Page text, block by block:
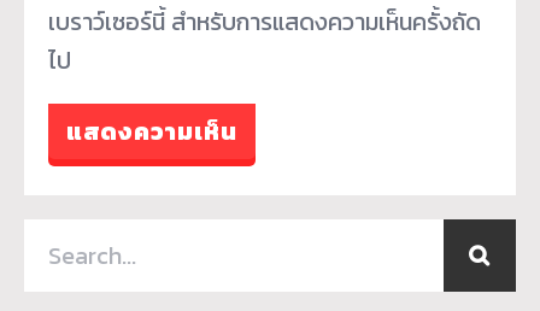
เบราว์เซอร์นี้ สำหรับการแสดงความเห็นครั้งถัด
ไป